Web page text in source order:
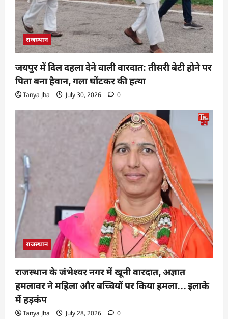
राजस्थान
जयपुर में दिल दहला देने वाली वारदात: तीसरी बेटी होने पर
पिता बना हैवान, गला घोंटकर की हत्या
Tanya Jha July 30, 2026 0
राजस्थान
राजस्थान के जंभेश्वर नगर में खूनी वारदात, अज्ञात
हमलावर ने महिला और बच्चियों पर किया हमला… इलाके
में हड़कंप
Tanya Jha July 28, 2026 0